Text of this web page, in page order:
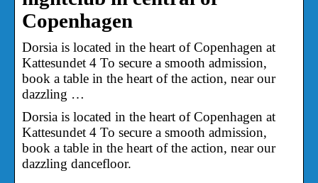
Copenhagen
Dorsia is located in the heart of Copenhagen at
Kattesundet 4 To secure a smooth admission,
book a table in the heart of the action, near our
dazzling …
Dorsia is located in the heart of Copenhagen at
Kattesundet 4 To secure a smooth admission,
book a table in the heart of the action, near our
dazzling dancefloor.